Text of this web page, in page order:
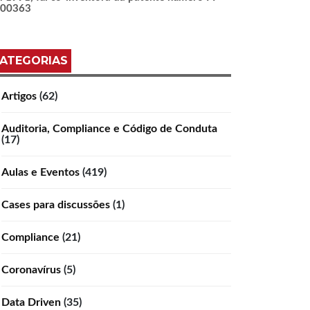
Artigos (62)
Auditoria, Compliance e Código de Conduta
(17)
Aulas e Eventos (419)
Cases para discussões (1)
Compliance (21)
Coronavírus (5)
Data Driven (35)